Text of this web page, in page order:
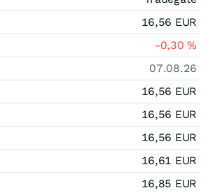
16,56 EUR
-0,30%
07.08.26
16,56 EUR
16,56 EUR
16,56 EUR
16,61 EUR
16,85 EUR